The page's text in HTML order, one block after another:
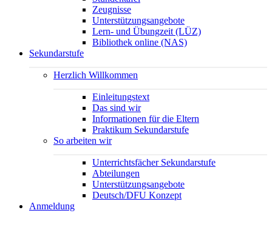
Zeugnisse
Unterstützungsangebote
Lern- und Übungzeit (LÜZ)
Bibliothek online (NAS)
Sekundarstufe
Herzlich Willkommen
Einleitungstext
Das sind wir
Informationen für die Eltern
Praktikum Sekundarstufe
So arbeiten wir
Unterrichtsfächer Sekundarstufe
Abteilungen
Unterstützungsangebote
Deutsch/DFU Konzept
Anmeldung